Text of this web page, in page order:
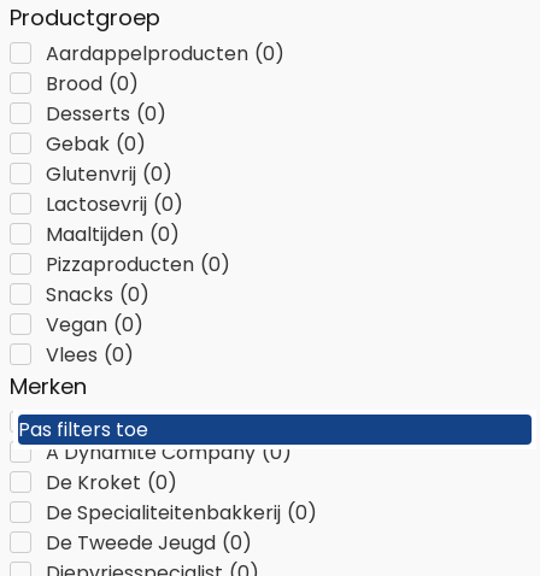
Pas filters toe
Productgroep
Aardappelproducten (0)
Brood (0)
Desserts (0)
Gebak (0)
Glutenvrij (0)
Lactosevrij (0)
Maaltijden (0)
Pizzaproducten (0)
Snacks (0)
Vegan (0)
Vlees (0)
Merken
11er (0)
A Dynamite Company (0)
De Kroket (0)
De Specialiteitenbakkerij (0)
De Tweede Jeugd (0)
Pas filters toe